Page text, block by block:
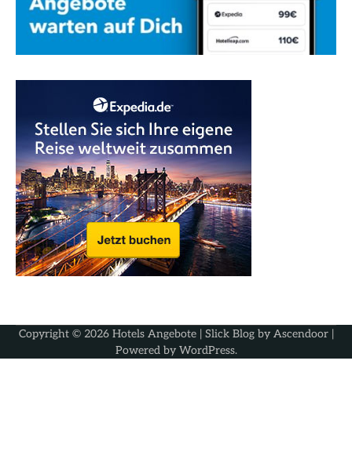
Copyright © 2026 Hotels Angebote| Slick Blog by Ascendoor|
Powered by WordPress.